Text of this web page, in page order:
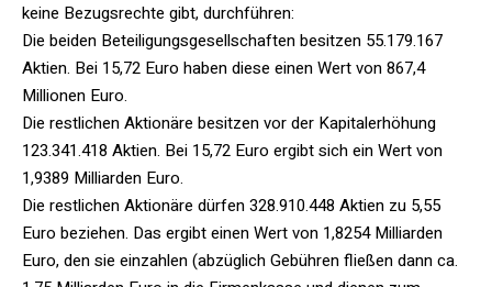
keine Bezugsrechte gibt, durchführen:
Die beiden Beteiligungsgesellschaften besitzen 55.179.167
Aktien. Bei 15,72 Euro haben diese einen Wert von 867,4
Millionen Euro.
Die restlichen Aktionäre besitzen vor der Kapitalerhöhung
123.341.418 Aktien. Bei 15,72 Euro ergibt sich ein Wert von
1,9389 Milliarden Euro.
Die restlichen Aktionäre dürfen 328.910.448 Aktien zu 5,55
Euro beziehen. Das ergibt einen Wert von 1,8254 Milliarden
Euro, den sie einzahlen (abzüglich Gebühren fließen dann ca.